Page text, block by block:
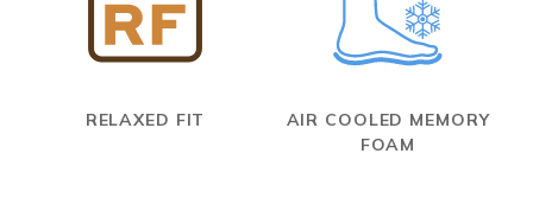
RELAXED FIT
AIR COOLED MEMORY
FOAM